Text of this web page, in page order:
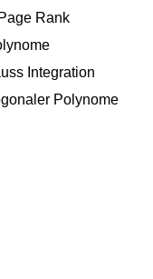
Rank
Integration
Polynome